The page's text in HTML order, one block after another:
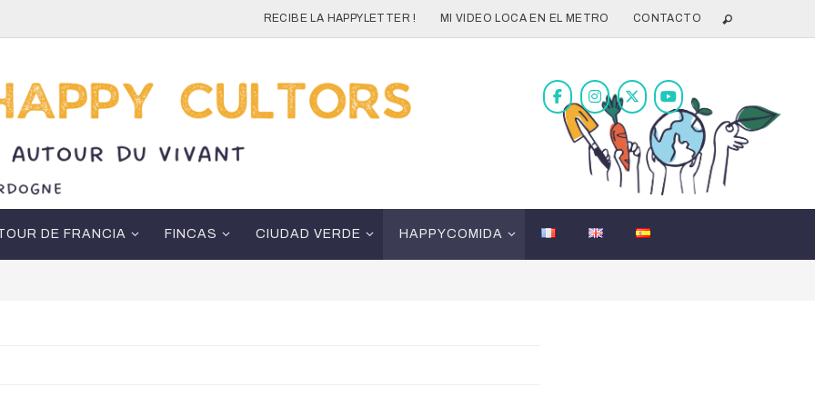
RECIBE LA HAPPYLETTER ! MI VIDEO LOCA EN EL METRO CONTACTO
DE FRANCIA FINCAS CIUDAD VERDE HAPPYCOMIDA